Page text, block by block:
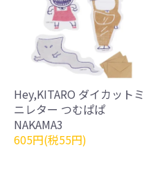
Hey,KITARO ダイカットミ
ニレター つむぱぱ
NAKAMA3
605円(税55円)